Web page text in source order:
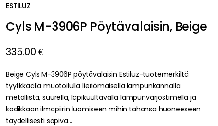
ESTILUZ
Cyls M-3906P Pöytävalaisin, Beige
335.00 €
Beige Cyls M-3906P pöytävalaisin Estiluz-tuotemerkiltä
tyylikkäällä muotoilulla lieriömäisellä lampunkannalla
metallista, suurella, läpikuultavalla lampunvarjostimella ja
kodikkaan ilmapiirin luomiseen mihin tahansa huoneeseen
täydellisesti sopiva...